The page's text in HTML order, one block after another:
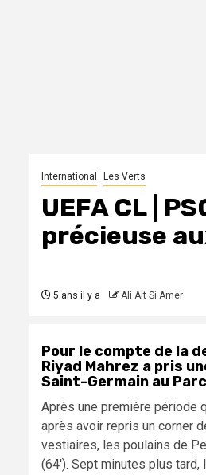
International Les Verts
UEFA CL |
précieuse
5 ans il y a Ali Ait Si Amer
Pour le compte de la
Riyad Mahrez a pris
Saint-Germain au
Après une première période
après avoir repris un corner
vestiaires, les poulains de
(64′). Sept minutes plus